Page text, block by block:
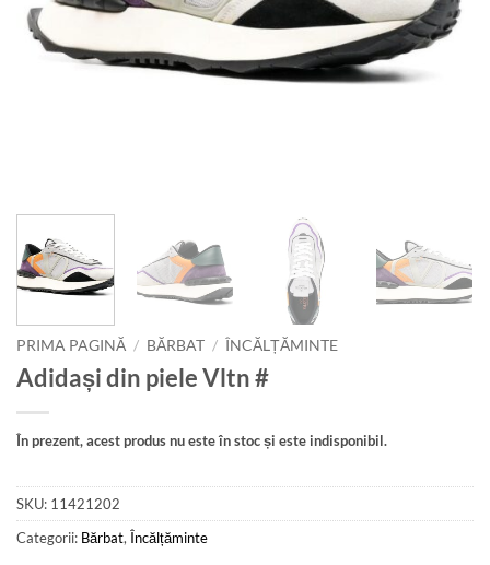
PRIMA PAGINĂ / BĂRBAT / ÎNCĂLȚĂMINTE
Adidași din piele Vltn #
În prezent, acest produs nu este în stoc și este indisponibil.
SKU: 11421202
Categorii: Bărbat, Încălțăminte